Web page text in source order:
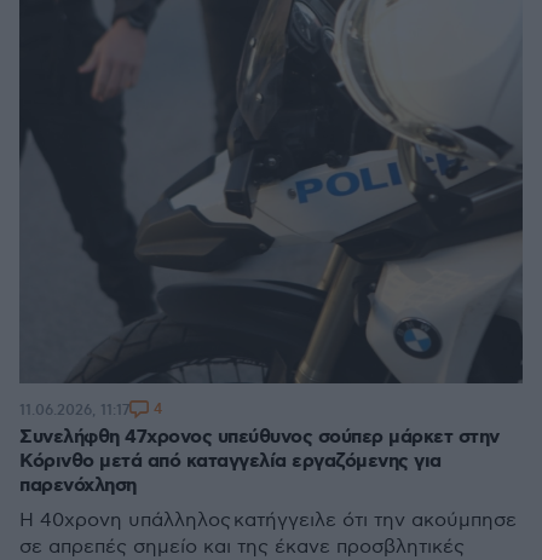
Συνελήφθη 47χρονος υπεύθυνος σούπερ μάρκετ στην
Κόρινθο μετά από καταγγελία εργαζόμενης για
παρενόχληση
Η 40χρονη υπάλληλος κατήγγειλε ότι την ακούμπησε
σε απρεπές σημείο και της έκανε προσβλητικές
11.06.2026, 11:17 4